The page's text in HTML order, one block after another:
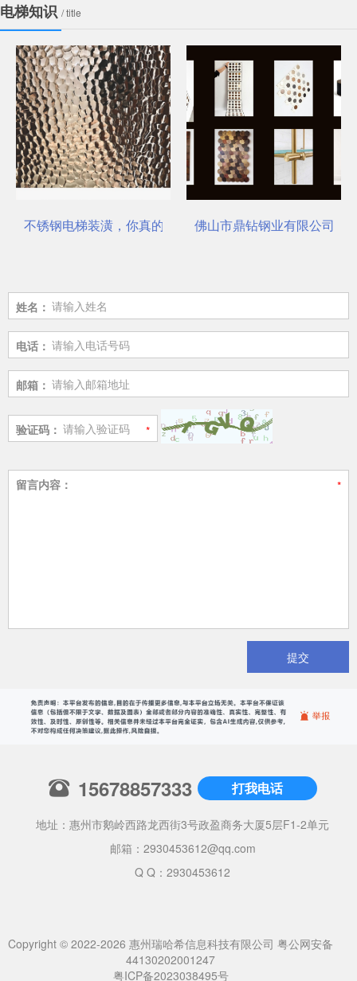
电梯知识 / title
不锈钢电梯装潢，你真的选对了吗？佛山市鼎钻钢业有限公司，
姓名：
电话：
邮箱：
验证码：
留言内容：
提交
15678857333 打我电话
地址：惠州市鹅岭西路龙西街3号政盈商务大厦5层F1-2单元
邮箱： 2930453612@qq.com
Q Q：2930453612
Copyright © 2022-2026 惠州瑞哈希信息科技有限公司 粤公网安备
44130202001247
粤ICP备2023038495号